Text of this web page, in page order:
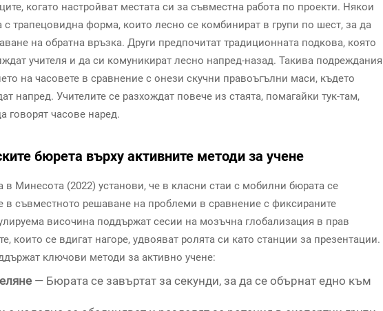
когато настройват местата си за съвместна работа по проекти. Някои
трапецовидна форма, които лесно се комбинират в групи по шест, за да
на обратна връзка. Други предпочитат традиционната подкова, която
учителя и да си комуникират лесно напред-назад. Такива подреждания
на часовете в сравнение с онези скучни правоъгълни маси, където
напред. Учителите се разхождат повече из стаята, помагайки тук-там,
говорят часове наред.
бюрета върху активните методи за учене
в Минесота (2022) установи, че в класни стаи с мобилни бюрата се
в съвместното решаване на проблеми в сравнение с фиксираните
височина поддържат сесии на мозъчна глобализация в прав
които се вдигат нагоре, удвояват ролята си като станции за презентации.
ключови методи за активно учене:
— Бюрата се завъртат за секунди, за да се обърнат едно към